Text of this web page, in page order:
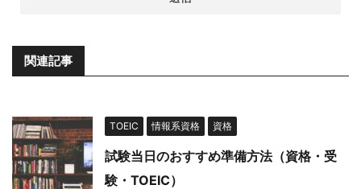
関連記事
TOEIC 情報系資格 資格
試験当日のおすすめ準備方法（資格・受
験・TOEIC）